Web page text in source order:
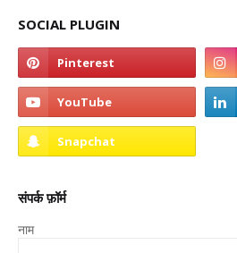
SOCIAL PLUGIN
संपर्क फ़ॉर्म
नाम